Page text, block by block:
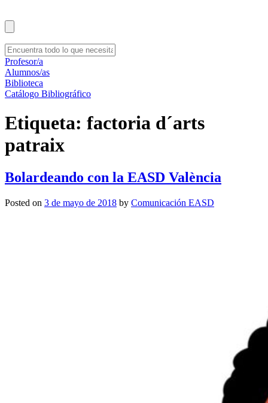
Profesor/a
Alumnos/as
Biblioteca
Catálogo Bibliográfico
Etiqueta: factoria d´arts
patraix
Bolardeando con la EASD València
Posted on 3 de mayo de 2018 by Comunicación EASD